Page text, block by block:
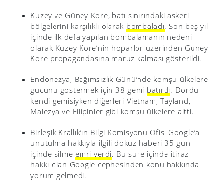
Kuzey ve Güney Kore, batı sınırındaki askeri
bölgelerini karşılıklı olarak bombaladı. Son beş yıl
içinde ilk defa yapılan bombalamanın nedeni
olarak Kuzey Kore’nin hoparlör üzerinden Güney
Kore propagandasına maruz kalması gösterildi.
Endonezya, Bağımsızlık Günü’nde komşu ülkelere
gücünü göstermek için 38 gemi batırdı. Dördü
kendi gemisiyken diğerleri Vietnam, Tayland,
Malezya ve Filipinler gibi komşu ülkelere aitti.
Birleşik Krallık’ın Bilgi Komisyonu Ofisi Google’a
unutulma hakkıyla ilgili dokuz haberi 35 gün
içinde silme emri verdi. Bu süre içinde itiraz
hakkı olan Google cephesinden konu hakkında
yorum gelmedi.